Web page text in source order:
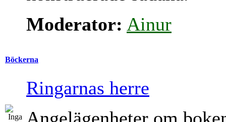
Moderator: Ainur
Böckerna
Ringarnas herre